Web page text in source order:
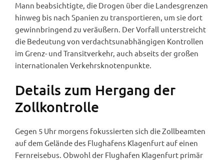
Mann beabsichtigte, die Drogen über die Landesgrenzen
hinweg bis nach Spanien zu transportieren, um sie dort
gewinnbringend zu veräußern. Der Vorfall unterstreicht
die Bedeutung von verdachtsunabhängigen Kontrollen
im Grenz- und Transitverkehr, auch abseits der großen
internationalen Verkehrsknotenpunkte.
Details zum Hergang der
Zollkontrolle
Gegen 5 Uhr morgens fokussierten sich die Zollbeamten
auf dem Gelände des Flughafens Klagenfurt auf einen
Fernreisebus. Obwohl der Flughafen Klagenfurt primär